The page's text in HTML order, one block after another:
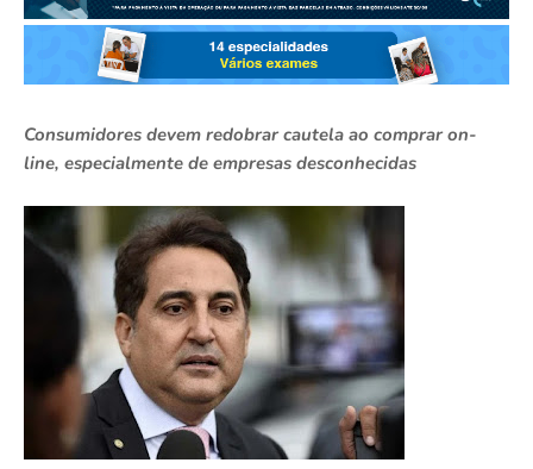
Consumidores devem redobrar cautela ao comprar on-
line, especialmente de empresas desconhecidas